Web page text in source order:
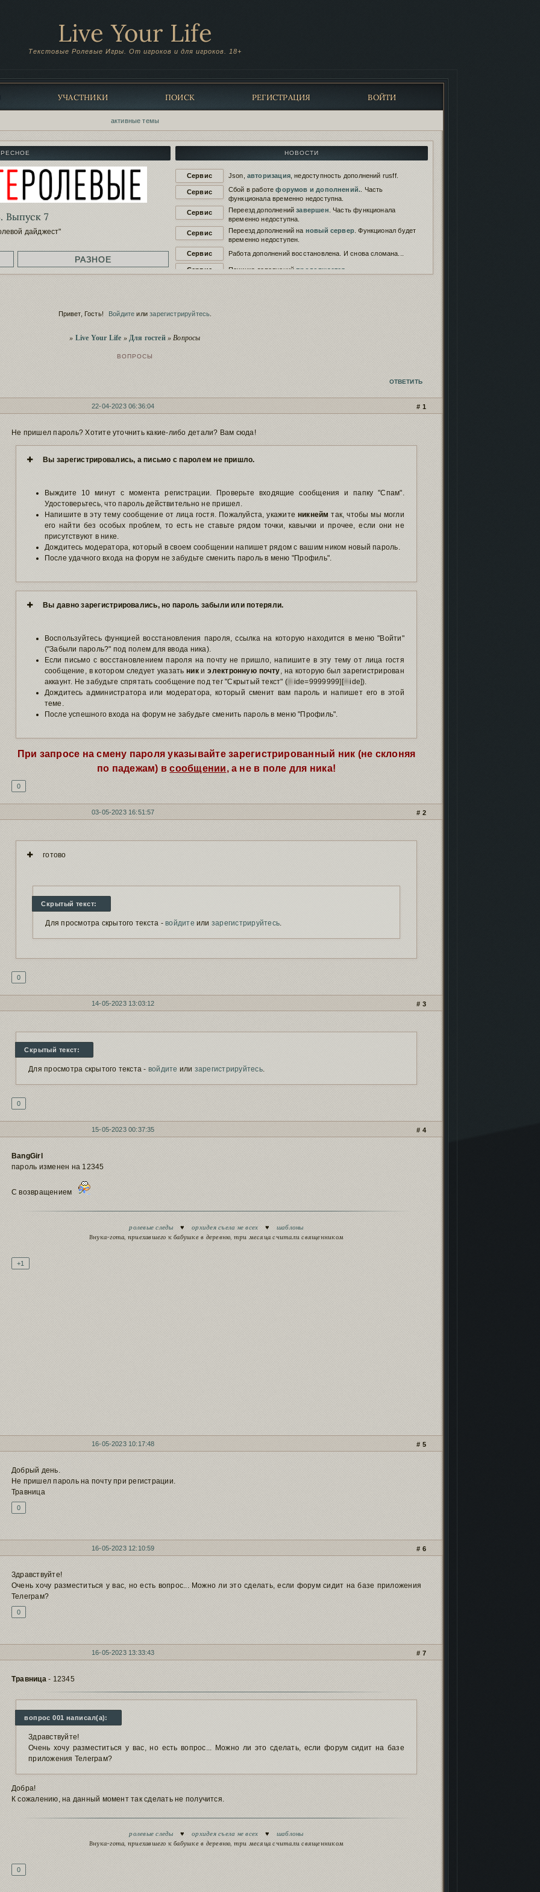
Live Your Life
Текстовые Ролевые Игры. От игроков и для игроков. 18+
УЧАСТНИКИ ПОИСК РЕГИСТРАЦИЯ ВОЙТИ
активные темы
НОВОСТИ
Сервис Json, авторизация, недоступность дополнений rusff.
Сервис Сбой в работефорумов и дополнений. . Часть
функционала временно недоступна.
Сервис
Переезд дополненийзавершен . Часть функционала
временно недоступна.
Сервис
Переезд дополнений на новый сервер . Функционал будет
временно недоступен.
Сервис
Работа дополнений восстановлена. И снова сломана...
Сервис Починка дополненийпродолжается
Сервис
Выпуск 7
дайджест"
РАЗНОЕ
Привет, Гость! Войдите илизарегистрируйтесь
» Live Your Life » Для гостей »Вопросы
ВОПРОСЫ
ОТВЕТИТЬ
1
22-04-2023 06:36:04
Не пришел пароль? Хотите уточнить какие-либо детали? Вам сюда!
Вы зарегистрировались, а письмо с паролем не пришло.
Выждите 10 минут с момента регистрации. Проверьте входящие сообщения и папку "Спам".
Удостоверьтесь, что пароль действительно не пришел.
Напишите в эту тему сообщение от лица гостя. Пожалуйста, укажите никнейм так, чтобы мы могли
его найти без особых проблем, то есть не ставьте рядом точки, кавычки и прочее, если они не
присутствуют в нике.
Дождитесь модератора, который в своем сообщении напишет рядом с вашим ником новый пароль.
После удачного входа на форум не забудьте сменить пароль в меню "Профиль".
Вы давно зарегистрировались, но пароль забыли или потеряли.
Воспользуйтесь функцией восстановления пароля, ссылка на которую находится в меню "Войти"
("Забыли пароль?" под полем для ввода ника).
Если письмо с восстановлением пароля на почту не пришло, напишите в эту тему от лица гостя
сообщение, в котором следует указатьникиэлектронную почту, на которую был зарегистрирован
аккаунт. Не забудьте спрятать сообщение под тег "Скрытый текст" ( [h ide=9999999][/hide]).
Дождитесь администратора или модератора, который сменит вам пароль и напишет его в этой
теме.
После успешного входа на форум не забудьте сменить пароль в меню "Профиль".
При запросе на смену пароля указывайте зарегистрированный ник (не склоняя
по падежам) всообщении, а не в поле для ника!
0
2
03-05-2023 16:51:57
готово
Скрытый текст:
Для просмотра скрытого текста -войдите или зарегистрируйтесь.
0
3
14-05-2023 13:03:12
Скрытый текст:
Для просмотра скрытого текста - войдите или зарегистрируйтесь.
0
4
15-05-2023 00:37:35
BangGirl
пароль изменен на 12345
С возвращением
ролевые следы ♥орхидея съела не всех ♥ шаблоны
Внука-гота, приехавшего к бабушке в деревню, три месяца считали священником
+1
5
16-05-2023 10:17:48
Добрый день.
Не пришел пароль на почту при регистрации.
Травница
0
6
16-05-2023 12:10:59
Здравствуйте!
Очень хочу разместиться у вас, но есть вопрос... Можно ли это сделать, если форум сидит на базе приложения
Телеграм?
0
7
16-05-2023 13:33:43
Травница- 12345
вопрос 001 написал(а):
Здравствуйте!
Очень хочу разместиться у вас, но есть вопрос... Можно ли это сделать, если форум сидит на базе
приложения Телеграм?
Добра!
К сожалению, на данный момент так сделать не получится.
ролевые следы ♥орхидея съела не всех ♥ шаблоны
Внука-гота, приехавшего к бабушке в деревню, три месяца считали священником
0